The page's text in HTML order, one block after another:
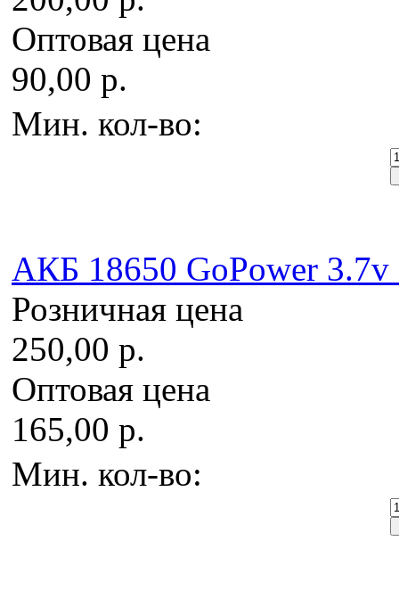
Оптовая цена
90,00 р.
Мин. кол-во:
AКБ 18650 GoPower
Розничная цена
250,00 р.
Оптовая цена
165,00 р.
Мин. кол-во: